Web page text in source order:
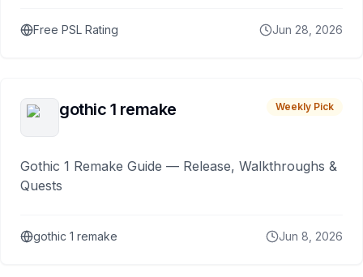
Free PSL Rating Jun 28, 2026
gothic 1 remake Weekly Pick
Gothic 1 Remake Guide — Release, Walkthroughs &
Quests
gothic 1 remake Jun 8, 2026